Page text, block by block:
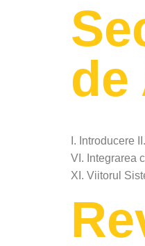
de
I. Introducere
VI. Integrarea
XI. Viitorul